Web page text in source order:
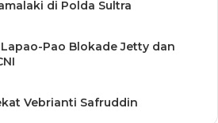
di Polda Sultra
Pao Blokade Jetty dan
Vebrianti Safruddin